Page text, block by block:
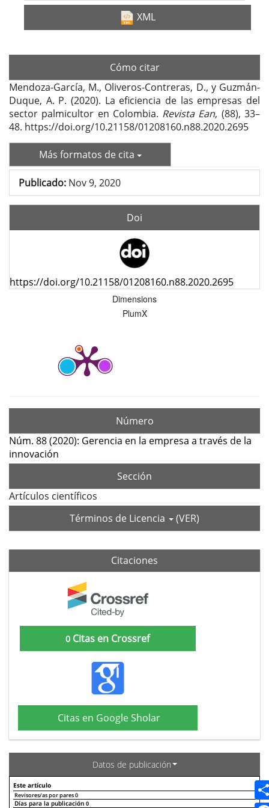
XML
Cómo citar
Mendoza-García, M., Oliveros-Contreras, D., y Guzmán-
Duque, A. P. (2020). La eficiencia de las empresas del
sector palmicultor en Colombia. Revista Ean, (88), 33–
48. https://doi.org/10.21158/01208160.n88.2020.2695
Más formatos de cita
Publicado: Nov 9, 2020
Doi
https://doi.org/10.21158/01208160.n88.2020.2695
Dimensions
PlumX
Número
Núm. 88 (2020): Gerencia en la empresa a través de la
innovación
Sección
Artículos científicos
Términos de Licencia
(VER)
Citaciones
0 Citas en Crossref
Citas en Google Sholar
Datos de publicación
Este artículo
Revisores/as por pares0
Días para la publicación 0